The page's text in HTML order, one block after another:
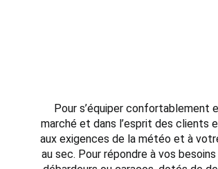
Pour s’équiper confortablement
marché et dans l’esprit des clients
aux exigences de la météo et à
au sec. Pour répondre à vos